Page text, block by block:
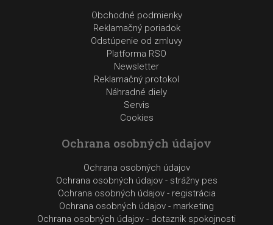
Obchodné podmienky
Reklamačný poriadok
Odstúpenie od zmluvy
Platforma RSO
Newsletter
Reklamačný protokol
Náhradné diely
Servis
Cookies
Ochrana osobných údajov
Ochrana osobných údajov
Ochrana osobných údajov - strážny pes
Ochrana osobných údajov - registrácia
Ochrana osobných údajov - marketing
Ochrana osobných údajov - dotaznik spokojnosti